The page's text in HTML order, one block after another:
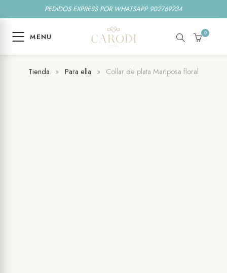
PEDIDOS EXPRESS POR WHATSAPP 902769234
MENU
SEARCH
0
Tienda » Para ella » Collar de plata Mariposa floral